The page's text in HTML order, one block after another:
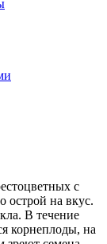
с
острой на вкус.
В течение
корнеплоды, на